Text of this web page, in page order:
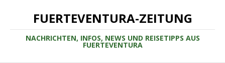
FUERTEVENTURA-ZEITUNG
NACHRICHTEN, INFOS, NEWS UND REISETIPPS AUS
FUERTEVENTURA